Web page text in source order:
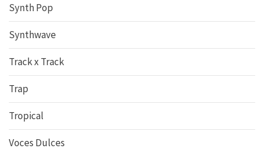
Synth Pop
Synthwave
Track x Track
Trap
Tropical
Voces Dulces